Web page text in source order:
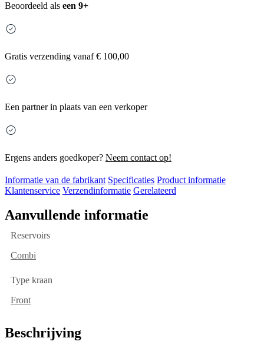
Beoordeeld als een 9+
Gratis verzending vanaf € 100,00
Een partner in plaats van een verkoper
Ergens anders goedkoper? Neem contact op!
Informatie van de fabrikant Specificaties Product informatie
Klantenservice Verzendinformatie Gerelateerd
Aanvullende informatie
Reservoirs
Combi
Type kraan
Front
Beschrijving